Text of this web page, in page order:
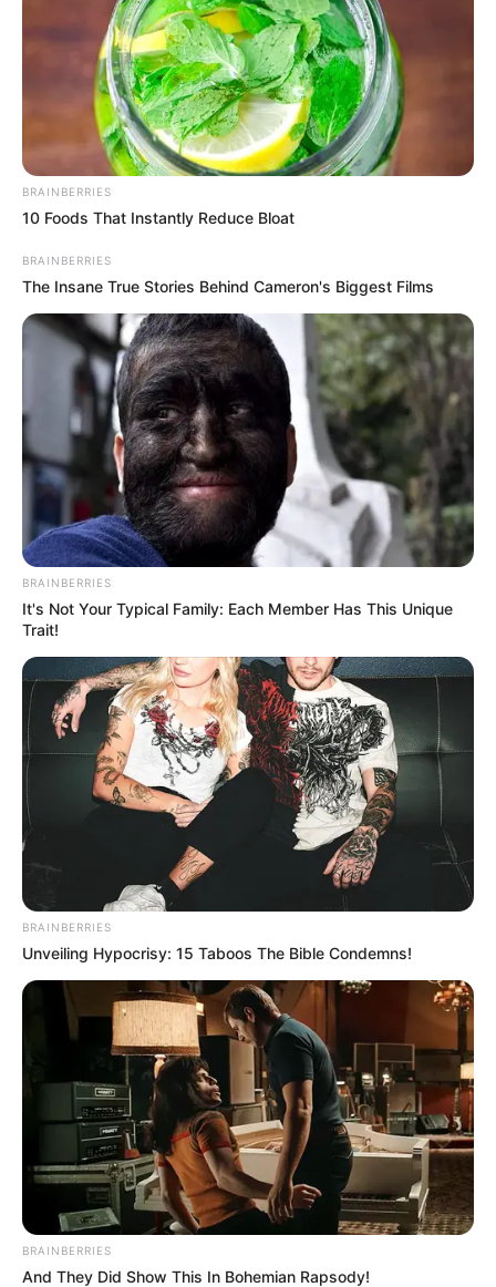
BRAINBERRIES
10 Foods That Instantly Reduce Bloat
BRAINBERRIES
The Insane True Stories Behind Cameron's Biggest Films
BRAINBERRIES
It's Not Your Typical Family: Each Member Has This Unique
Trait!
BRAINBERRIES
Unveiling Hypocrisy: 15 Taboos The Bible Condemns!
BRAINBERRIES
And They Did Show This In Bohemian Rapsody!